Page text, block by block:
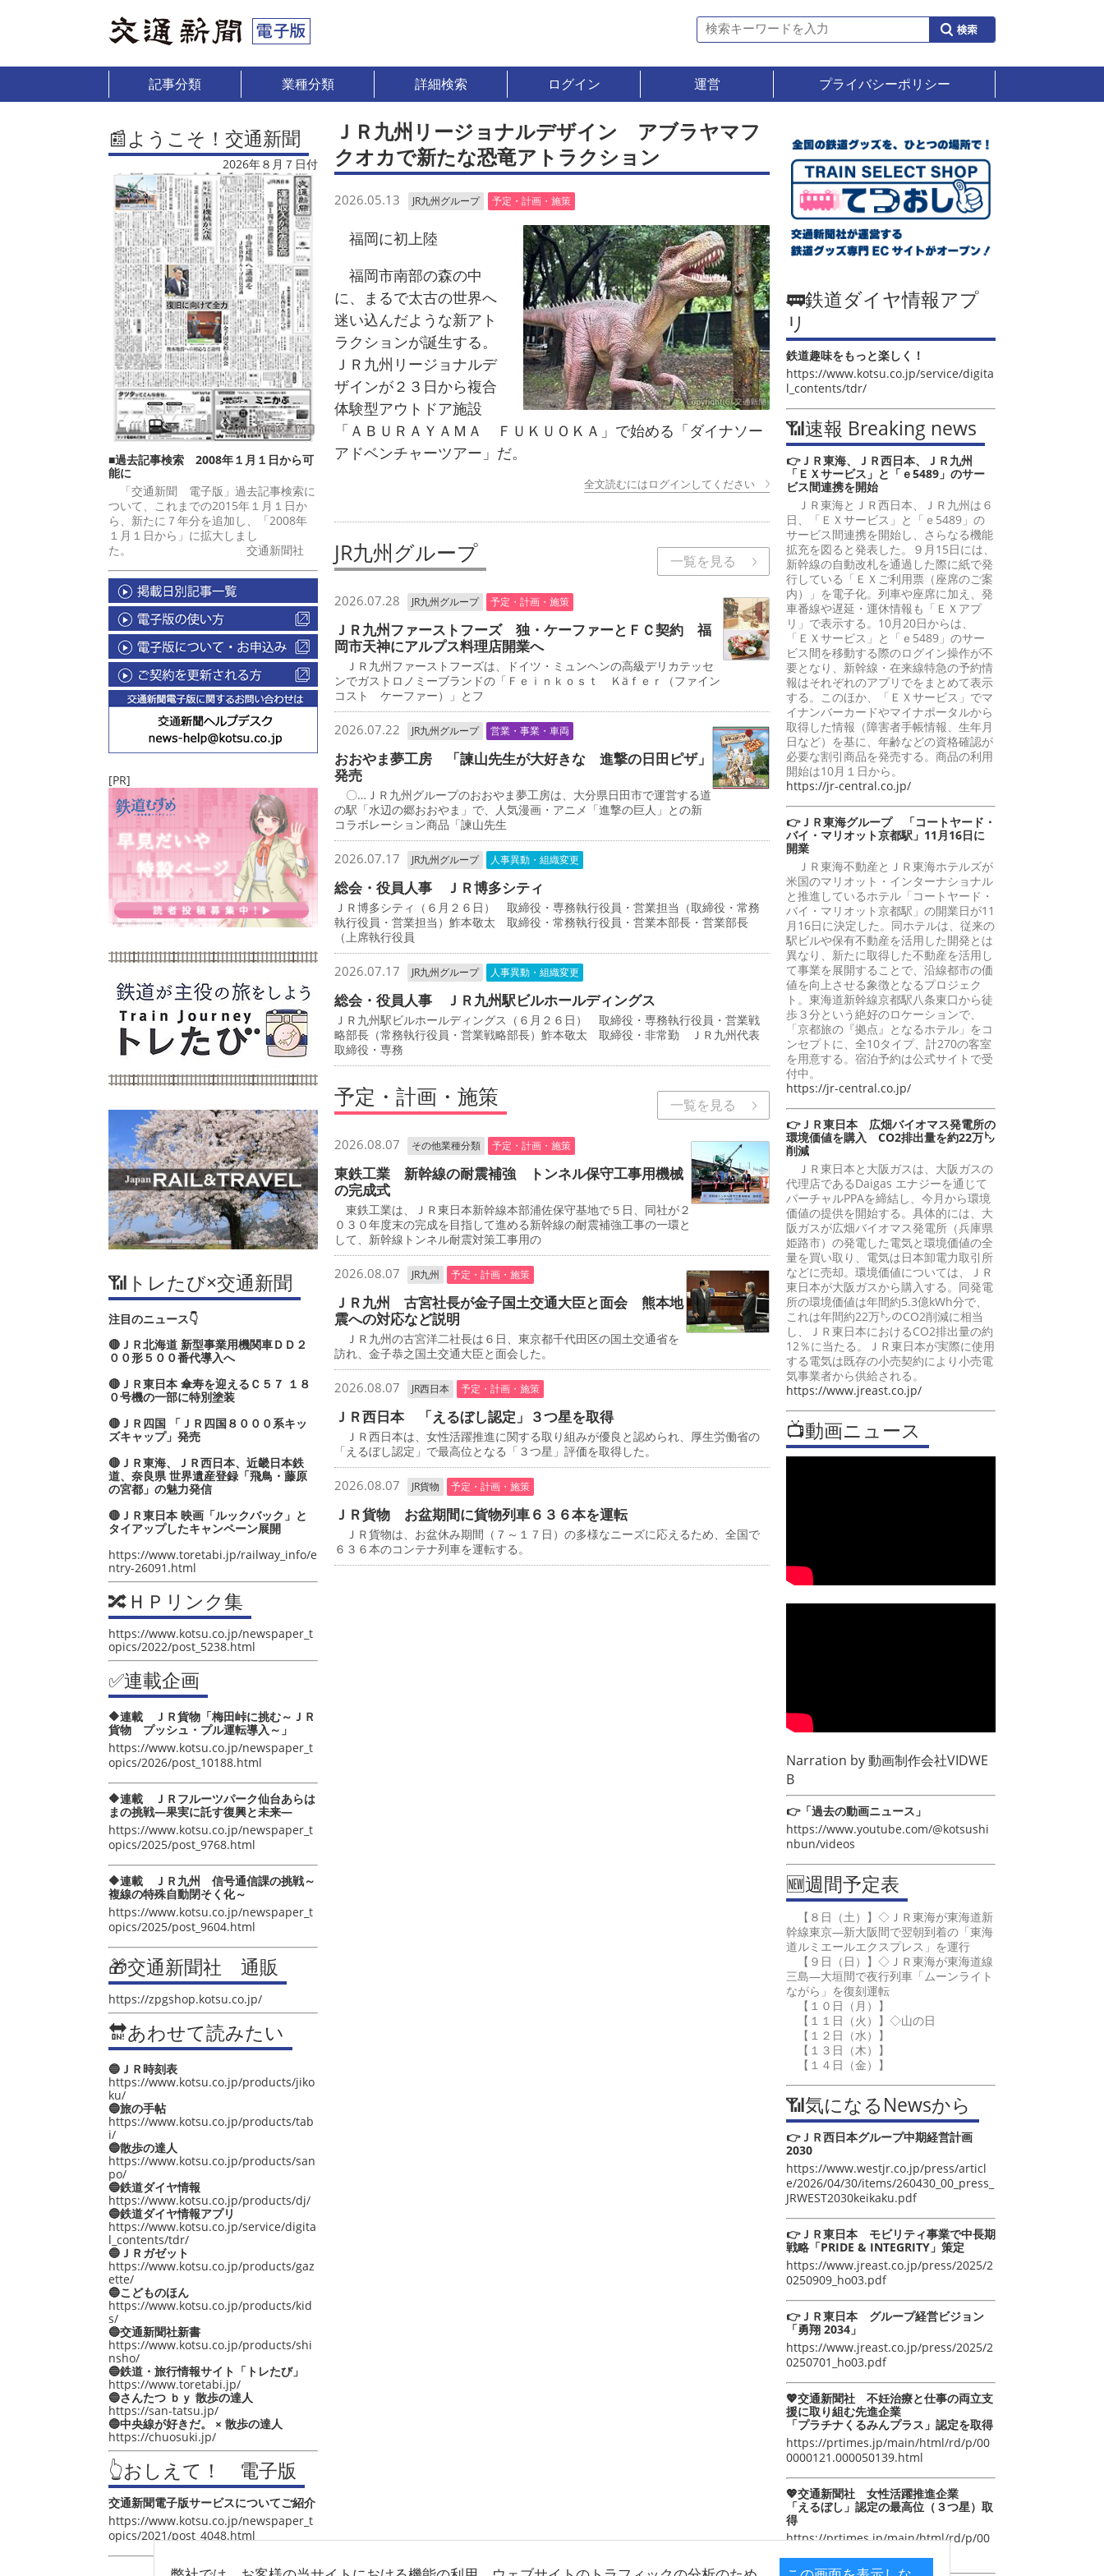
記事分類 業種分類 詳細検索 ログイン 運営 プライバシーポリシー
📰ようこそ！交通新聞
2026年８月７日付
■過去記事検索 2008年１月１日から可
能に
「交通新聞 電子版」過去記事検索に
ついて、これまでの2015年１月１日か
ら、新たに７年分を追加し、「2008年
１月１日から」に拡大しまし
た。 交通新聞社
[PR]
📶トレたび×交通新聞
注目のニュース👇
🔴ＪＲ北海道 新型事業用機関車ＤＤ２
００形５００番代導入へ
🔴ＪＲ東日本 傘寿を迎えるＣ５７ １８
０号機の一部に特別塗装
🔴ＪＲ四国 「ＪＲ四国８０００系キッ
ズキャップ」発売
🔴ＪＲ東海、ＪＲ西日本、近畿日本鉄
道、奈良県 世界遺産登録「飛鳥・藤原
の宮都」の魅力発信
🔴ＪＲ東日本 映画「ルックバック」と
タイアップしたキャンペーン展開
https://www.toretabi.jp/railway_info/e
ntry-26091.html
🔀ＨＰリンク集
https://www.kotsu.co.jp/newspaper_t
opics/2022/post_5238.html
✅連載企画
🔶連載 ＪＲ貨物「梅田峠に挑む～ＪＲ
貨物 プッシュ・プル運転導入～」
https://www.kotsu.co.jp/newspaper_t
opics/2026/post_10188.html
🔶連載 ＪＲフルーツパーク仙台あらは
まの挑戦―果実に託す復興と未来―
https://www.kotsu.co.jp/newspaper_t
opics/2025/post_9768.html
🔶連載 ＪＲ九州 信号通信課の挑戦～
複線の特殊自動閉そく化～
https://www.kotsu.co.jp/newspaper_t
opics/2025/post_9604.html
🎁交通新聞社 通販
https://zpgshop.kotsu.co.jp/
🔛あわせて読みたい
🔵ＪＲ時刻表
https://www.kotsu.co.jp/products/jiko
ku/
🔵旅の手帖
https://www.kotsu.co.jp/products/tab
i/
🔵散歩の達人
https://www.kotsu.co.jp/products/san
po/
🔵鉄道ダイヤ情報
https://www.kotsu.co.jp/products/dj/
🔵鉄道ダイヤ情報アプリ
https://www.kotsu.co.jp/service/digita
l_contents/tdr/
🔵ＪＲガゼット
https://www.kotsu.co.jp/products/gaz
ette/
🔵こどものほん
https://www.kotsu.co.jp/products/kid
s/
🔵交通新聞社新書
https://www.kotsu.co.jp/products/shi
nsho/
🔵鉄道・旅行情報サイト「トレたび」
https://www.toretabi.jp/
🔵さんたつ ｂｙ 散歩の達人
https://san-tatsu.jp/
🔵中央線が好きだ。 × 散歩の達人
https://chuosuki.jp/
👆おしえて！ 電子版
交通新聞電子版サービスについてご紹介
https://www.kotsu.co.jp/newspaper_t
opics/2021/post_4048.html
ＪＲ九州リージョナルデザイン アブラヤマフ
クオカで新たな恐竜アトラクション
2026.05.13 JR九州グループ 予定・計画・施策
福岡に初上陸
福岡市南部の森の中
に、まるで太古の世界へ
迷い込んだような新アト
ラクションが誕生する。
ＪＲ九州リージョナルデ
ザインが２３日から複合
体験型アウトドア施設
「ＡＢＵＲＡＹＡＭＡ ＦＵＫＵＯＫＡ」で始める「ダイナソー
アドベンチャーツアー」だ。
全文読むにはログインしてください
JR九州グループ 一覧を見る
2026.07.28 JR九州グループ 予定・計画・施策
ＪＲ九州ファーストフーズ 独・ケーファーとＦＣ契約 福
岡市天神にアルプス料理店開業へ
ＪＲ九州ファーストフーズは、ドイツ・ミュンヘンの高級デリカテッセ
ンでガストロノミーブランドの「Ｆｅｉｎｋｏｓｔ Ｋäｆｅｒ（ファイン
コスト ケーファー）」とフ
2026.07.22 JR九州グループ 営業・事業・車両
おおやま夢工房 「諫山先生が大好きな 進撃の日田ピザ」
発売
〇…ＪＲ九州グループのおおやま夢工房は、大分県日田市で運営する道
の駅「水辺の郷おおやま」で、人気漫画・アニメ「進撃の巨人」との新
コラボレーション商品「諫山先生
2026.07.17 JR九州グループ 人事異動・組織変更
総会・役員人事 ＪＲ博多シティ
ＪＲ博多シティ（６月２６日） 取締役・専務執行役員・営業担当（取締役・常務
執行役員・営業担当）鮓本敬太 取締役・常務執行役員・営業本部長・営業部長
（上席執行役員
2026.07.17 JR九州グループ 人事異動・組織変更
総会・役員人事 ＪＲ九州駅ビルホールディングス
ＪＲ九州駅ビルホールディングス（６月２６日） 取締役・専務執行役員・営業戦
略部長（常務執行役員・営業戦略部長）鮓本敬太 取締役・非常勤 ＪＲ九州代表
取締役・専務
予定・計画・施策 一覧を見る
2026.08.07 その他業種分類 予定・計画・施策
東鉄工業 新幹線の耐震補強 トンネル保守工事用機械
の完成式
東鉄工業は、ＪＲ東日本新幹線本部浦佐保守基地で５日、同社が２
０３０年度末の完成を目指して進める新幹線の耐震補強工事の一環と
して、新幹線トンネル耐震対策工事用の
2026.08.07 JR九州 予定・計画・施策
ＪＲ九州 古宮社長が金子国土交通大臣と面会 熊本地
震への対応など説明
ＪＲ九州の古宮洋二社長は６日、東京都千代田区の国土交通省を
訪れ、金子恭之国土交通大臣と面会した。
2026.08.07 JR西日本 予定・計画・施策
ＪＲ西日本 「えるぼし認定」３つ星を取得
ＪＲ西日本は、女性活躍推進に関する取り組みが優良と認められ、厚生労働省の
「えるぼし認定」で最高位となる「３つ星」評価を取得した。
2026.08.07 JR貨物 予定・計画・施策
ＪＲ貨物 お盆期間に貨物列車６３６本を運転
ＪＲ貨物は、お盆休み期間（７～１７日）の多様なニーズに応えるため、全国で
６３６本のコンテナ列車を運転する。
🚃鉄道ダイヤ情報アプ
リ
鉄道趣味をもっと楽しく！
https://www.kotsu.co.jp/service/digita
l_contents/tdr/
📶速報 Breaking news
👉ＪＲ東海、ＪＲ西日本、ＪＲ九州
「ＥＸサービス」と「ｅ5489」のサー
ビス間連携を開始
ＪＲ東海とＪＲ西日本、ＪＲ九州は６
日、「ＥＸサービス」と「ｅ5489」の
サービス間連携を開始し、さらなる機能
拡充を図ると発表した。９月15日には、
新幹線の自動改札を通過した際に紙で発
行している「ＥＸご利用票（座席のご案
内）」を電子化。列車や座席に加え、発
車番線や遅延・運休情報も「ＥＸアプ
リ」で表示する。10月20日からは、
「ＥＸサービス」と「ｅ5489」のサー
ビス間を移動する際のログイン操作が不
要となり、新幹線・在来線特急の予約情
報はそれぞれのアプリでをまとめて表示
する。このほか、「ＥＸサービス」でマ
イナンバーカードやマイナポータルから
取得した情報（障害者手帳情報、生年月
日など）を基に、年齢などの資格確認が
必要な割引商品を発売する。商品の利用
開始は10月１日から。
https://jr-central.co.jp/
👉ＪＲ東海グループ 「コートヤード・
バイ・マリオット京都駅」11月16日に
開業
ＪＲ東海不動産とＪＲ東海ホテルズが
米国のマリオット・インターナショナル
と推進しているホテル「コートヤード・
バイ・マリオット京都駅」の開業日が11
月16日に決定した。同ホテルは、従来の
駅ビルや保有不動産を活用した開発とは
異なり、新たに取得した不動産を活用し
て事業を展開することで、沿線都市の価
値を向上させる象徴となるプロジェク
ト。東海道新幹線京都駅八条東口から徒
歩３分という絶好のロケーションで、
「京都旅の『拠点』となるホテル」をコ
ンセプトに、全10タイプ、計270の客室
を用意する。宿泊予約は公式サイトで受
付中。
https://jr-central.co.jp/
👉ＪＲ東日本 広畑バイオマス発電所の
環境価値を購入 CO2排出量を約22万㌧
削減
ＪＲ東日本と大阪ガスは、大阪ガスの
代理店であるDaigas エナジーを通じて
バーチャルPPAを締結し、今月から環境
価値の提供を開始する。具体的には、大
阪ガスが広畑バイオマス発電所（兵庫県
姫路市）の発電した電気と環境価値の全
量を買い取り、電気は日本卸電力取引所
などに売却。環境価値については、ＪＲ
東日本が大阪ガスから購入する。同発電
所の環境価値は年間約5.3億kWh分で、
これは年間約22万㌧のCO2削減に相当
し、ＪＲ東日本におけるCO2排出量の約
12％に当たる。ＪＲ東日本が実際に使用
する電気は既存の小売契約により小売電
気事業者から供給される。
https://www.jreast.co.jp/
📺動画ニュース
Narration by動画制作会社VIDWE
B
👉「過去の動画ニュース」
https://www.youtube.com/@kotsushi
nbun/videos
🆕週間予定表
【８日（土）】◇ＪＲ東海が東海道新
幹線東京―新大阪間で翌朝到着の「東海
道ルミエールエクスプレス」を運行
【９日（日）】◇ＪＲ東海が東海道線
三島―大垣間で夜行列車「ムーンライト
ながら」を復刻運転
【１０日（月）】
【１１日（火）】◇山の日
【１２日（水）】
【１３日（木）】
【１４日（金）】
📶気になるNewsから
👉ＪＲ西日本グループ中期経営計画
2030
https://www.westjr.co.jp/press/articl
e/2026/04/30/items/260430_00_press_
JRWEST2030keikaku.pdf
👉ＪＲ東日本 モビリティ事業で中長期
戦略「PRIDE & INTEGRITY」策定
https://www.jreast.co.jp/press/2025/2
0250909_ho03.pdf
👉ＪＲ東日本 グループ経営ビジョン
「勇翔 2034」
https://www.jreast.co.jp/press/2025/2
0250701_ho03.pdf
💖交通新聞社 不妊治療と仕事の両立支
援に取り組む先進企業
「プラチナくるみんプラス」認定を取得
https://prtimes.jp/main/html/rd/p/00
0000121.000050139.html
💖交通新聞社 女性活躍推進企業
「えるぼし」認定の最高位（３つ星）取
得
https://prtimes.jp/main/html/rd/p/00